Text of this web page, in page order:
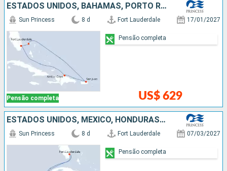
ESTADOS UNIDOS, BAHAMAS, PORTO RICO, REPUBLICA DOMINICANA
Pensão completa
Sun Princess 8 d Fort Lauderdale 17/01/2027
US$ 629
Pensão completa
ESTADOS UNIDOS, MÉXICO, HONDURAS, BELIZE
Sun Princess 8 d Fort Lauderdale 07/03/2027
Pensão completa